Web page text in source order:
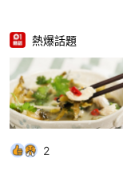
熱爆話題
2